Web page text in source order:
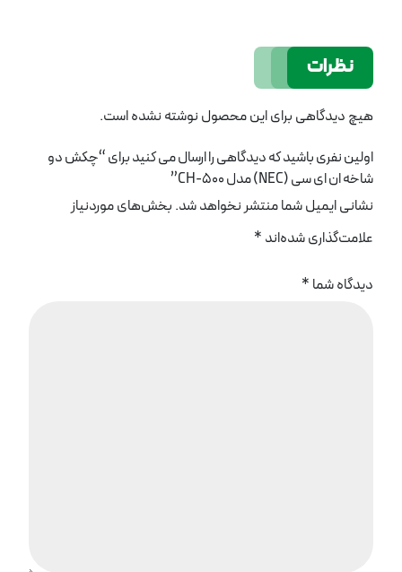
نظرات
هیچ دیدگاهی برای این محصول نوشته نشده است.
اولین نفری باشید که دیدگاهی را ارسال می کنید برای “چکش دو
شاخه ان ای سی (NEC) مدل CH-500”
نشانی ایمیل شما منتشر نخواهد شد. بخش‌های موردنیاز
علامت‌گذاری شده‌اند *
دیدگاه شما *